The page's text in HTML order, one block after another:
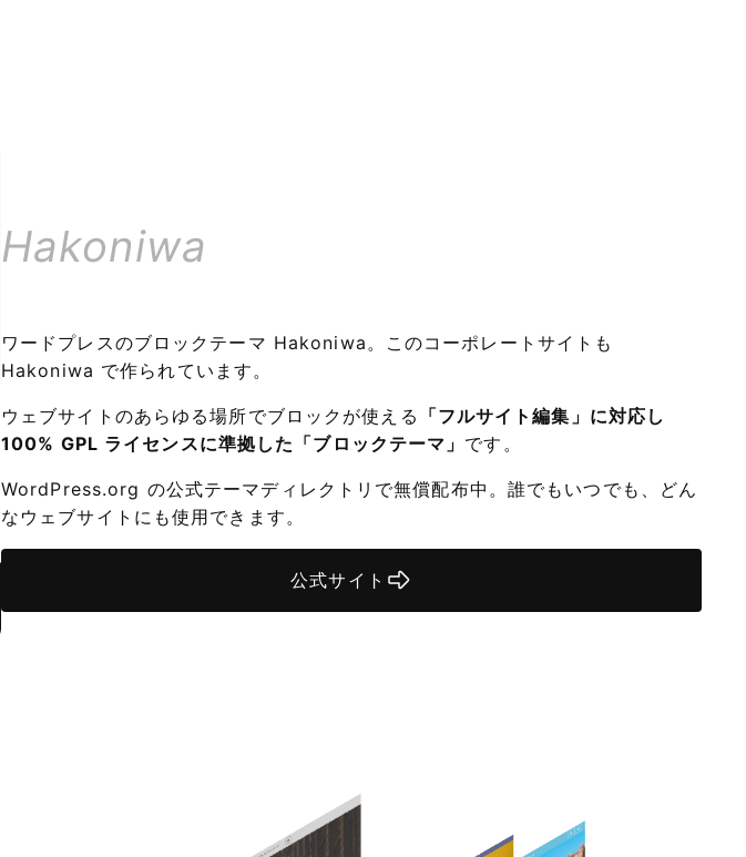
Hakoniwa
ワードプレスのブロックテーマ Hakoniwa。このコーポレートサイトも
Hakoniwa で作られています。
ウェブサイトのあらゆる場所でブロックが使える 「フルサイト編集」に対応し
100% GPL ライセンスに準拠した「ブロックテーマ」 です。
WordPress.org の公式テーマディレクトリで無償配布中。誰でもいつでも、どん
なウェブサイトにも使用できます。
公式サイト